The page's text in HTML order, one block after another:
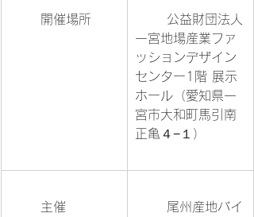
一宮地場産業ファ
ッションデザイン
センター1階 展示
ホール（愛知県一
宮市大和町馬引南
正亀４−１）